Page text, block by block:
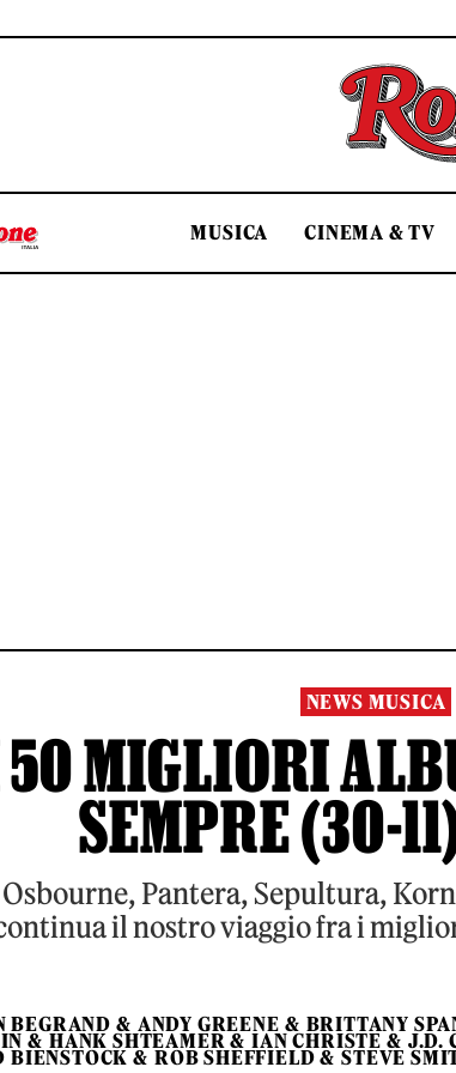
MUSICA CINEMA & TV
NEWS MUSICA
MIGLIORI
SEMPRE (30-
Pantera, Sepultura,
il nostro viaggio fra i
BEGRAND & ANDY GREENE & BRITTANY
& HANK SHTEAMER & IAN CHRISTE & J.D.
BIENSTOCK & ROB SHEFFIELD & STEVE